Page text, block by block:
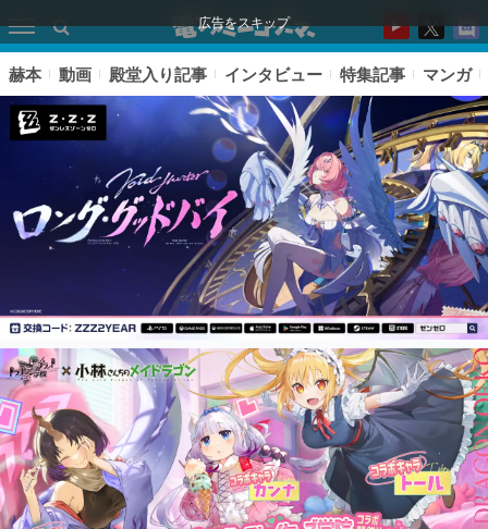
広告をスキップ
ピックアップ
電ファミのいま読まれている記事ランキング
アプリセール情報
インタビュー
赫本 動画 殿堂入り記事 インタビュー 特集記事 マンガ